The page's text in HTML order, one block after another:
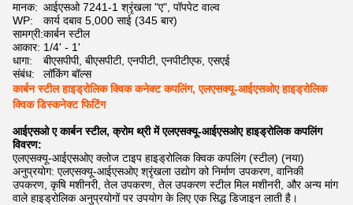
मानक: आईएसओ 7241-1 श्रृंखला "ए", पॉपपेट वाल्व
WP:
कार्य दबाव 5,000 साई (345 बार)
सामग्री:कार्बन स्टील
आकार: 1/4' - 1'
धागा:
बीएसपीपी, बीएसपीटी, एनपीटी, एनपीटीएफ, एसएई
संबंध:
लॉकिंग बॉल्स
कार्बन स्टील हाइड्रोलिक क्विक कनेक्ट कपलिंग, एलएसक्यू-आईएसओए हाइड्रोलिक
क्विक डिस्कनेक्ट फिटिंग
आईएसओ ए कार्बन स्टील, क्रोम थ्री में एलएसक्यू-आईएसओए हाइड्रोलिक कपलिंग
विवरण:
एलएसक्यू-आईएसओए क्लोज टाइप हाइड्रोलिक क्विक कपलिंग (स्टील) (नया)
अनुप्रयोग: एलएसक्यू-आईएसओए श्रृंखला उद्योग को निर्माण उपकरण, वानिकी
उपकरण, कृषि मशीनरी, तेल उपकरण, तेल उपकरण स्टील मिल मशीनरी, और अन्य मांग
वाले हाइड्रोलिक अनुप्रयोगों पर उपयोग के लिए एक सिद्ध डिजाइन लाती है।